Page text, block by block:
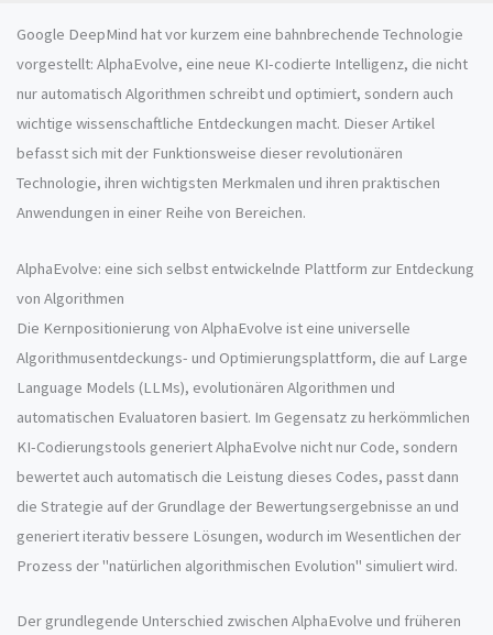
Google DeepMind hat vor kurzem eine bahnbrechende Technologie
vorgestellt: AlphaEvolve, eine neue KI-codierte Intelligenz, die nicht
nur automatisch Algorithmen schreibt und optimiert, sondern auch
wichtige wissenschaftliche Entdeckungen macht. Dieser Artikel
befasst sich mit der Funktionsweise dieser revolutionären
Technologie, ihren wichtigsten Merkmalen und ihren praktischen
Anwendungen in einer Reihe von Bereichen.
AlphaEvolve: eine sich selbst entwickelnde Plattform zur Entdeckung
von Algorithmen
Die Kernpositionierung von AlphaEvolve ist eine universelle
Algorithmusentdeckungs- und Optimierungsplattform, die auf Large
Language Models (LLMs), evolutionären Algorithmen und
automatischen Evaluatoren basiert. Im Gegensatz zu herkömmlichen
KI-Codierungstools generiert AlphaEvolve nicht nur Code, sondern
bewertet auch automatisch die Leistung dieses Codes, passt dann
die Strategie auf der Grundlage der Bewertungsergebnisse an und
generiert iterativ bessere Lösungen, wodurch im Wesentlichen der
Prozess der "natürlichen algorithmischen Evolution" simuliert wird.
Der grundlegende Unterschied zwischen AlphaEvolve und früheren